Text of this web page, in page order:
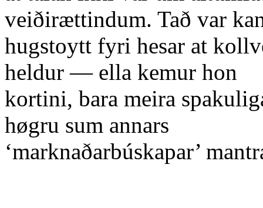
veiðirættindum. Tað var
hugstoytt fyri hesar at
heldur — ella kemur hon
kortini, bara meira
høgru sum annars
‘marknaðarbúskapar’